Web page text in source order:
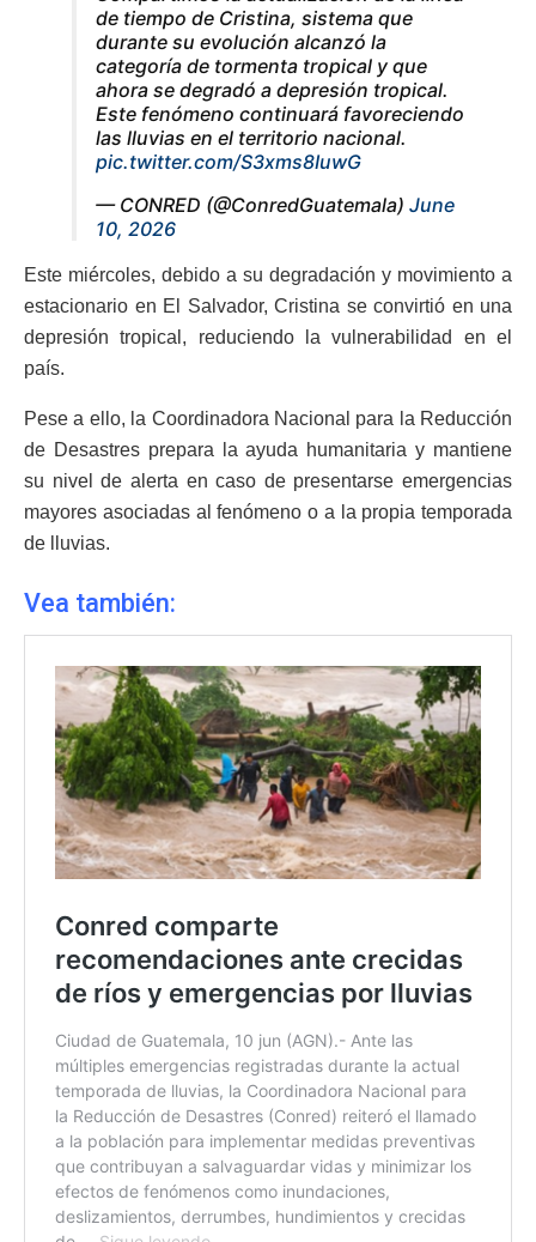
de tiempo de Cristina, sistema que
durante su evolución alcanzó la
categoría de tormenta tropical y que
ahora se degradó a depresión tropical.
Este fenómeno continuará favoreciendo
las lluvias en el territorio nacional.
pic.twitter.com/S3xms8IuwG
— CONRED (@ConredGuatemala) June
10, 2026
Este miércoles, debido a su degradación y movimiento a
estacionario en El Salvador, Cristina se convirtió en una
depresión tropical, reduciendo la vulnerabilidad en el
país.
Pese a ello, la Coordinadora Nacional para la Reducción
de Desastres prepara la ayuda humanitaria y mantiene
su nivel de alerta en caso de presentarse emergencias
mayores asociadas al fenómeno o a la propia temporada
de lluvias.
Vea también: